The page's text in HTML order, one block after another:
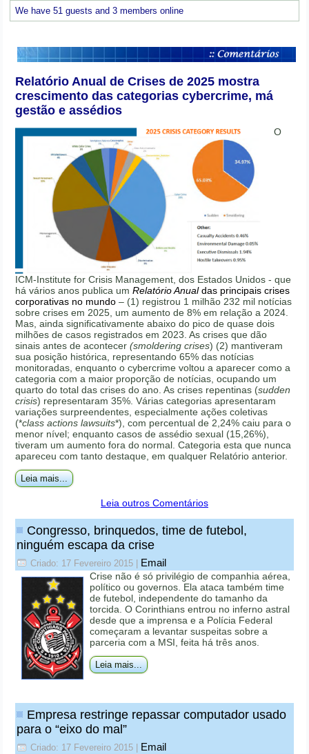
We have 51 guests and 3 members online
Relatório Anual de Crises de 2025 mostra
crescimento das categorias cybercrime, má
gestão e assédios
O
ICM-Institute for Crisis Management, dos Estados Unidos - que
há vários anos publica umRelatório Anualdas principais crises
corporativas no mundo – (1) registrou 1 milhão 232 mil notícias
sobre crises em 2025, um aumento de 8% em relação a 2024.
Mas, ainda significativamente abaixo do pico de quase dois
milhões de casos registrados em 2023. As crises que dão
sinais antes de acontecer(smoldering crises) (2) mantiveram
sua posição histórica, representando 65% das notícias
monitoradas, enquanto o cybercrime voltou a aparecer como a
categoria com a maior proporção de notícias, ocupando um
quarto do total das crises do ano. As crises repentinas (sudden
crisis) representaram 35%. Várias categorias apresentaram
variações surpreendentes, especialmente ações coletivas
(*class actions lawsuits*), com percentual de 2,24% caiu para o
menor nível; enquanto casos de assédio sexual (15,26%),
tiveram um aumento fora do normal. Categoria esta que nunca
apareceu com tanto destaque, em qualquer Relatório anterior.
Leia mais...
Leia outros Comentários
Congresso, brinquedos, time de futebol,
ninguém escapa da crise
Criado: 17 Fevereiro 2015 Email
Crise não é só privilégio de companhia aérea,
político ou governos. Ela ataca também time
de futebol, independente do tamanho da
torcida. O Corinthians entrou no inferno astral
desde que a imprensa e a Polícia Federal
começaram a levantar suspeitas sobre a
parceria com a MSI, feita há três anos.
Leia mais...
Empresa restringe repassar computador usado
para o “eixo do mal”
Criado: 17 Fevereiro 2015 Email